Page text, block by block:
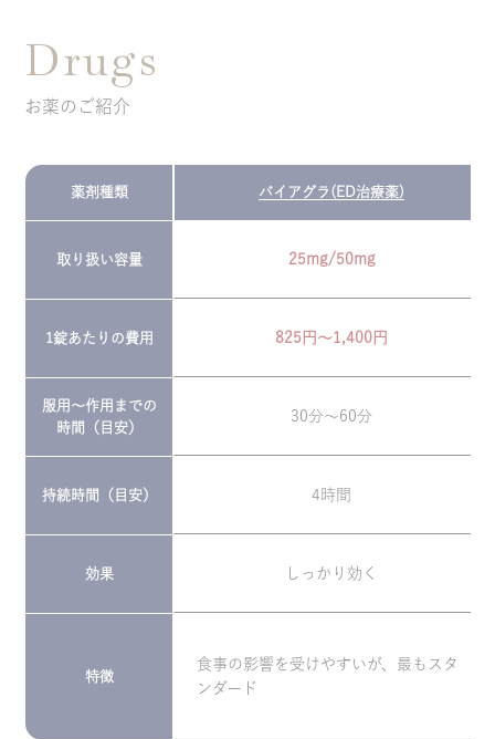
Drugs
お薬のご紹介
薬剤種類 バイアグラ(ED治療薬)
取り扱い容量 25mg/50mg
1錠あたりの費用 825円～1,400円
服用～作用までの
時間（目安）
30分～60分
持続時間（目安） 4時間
効果 しっかり効く
特徴
食事の影響を受けやすいが、最もスタ
ンダード